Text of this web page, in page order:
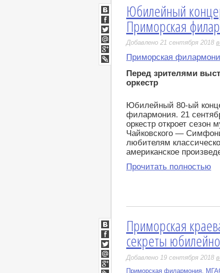
Юбилейный
Приморская
Добавлено 21 сентября 2018
Приморская
Перед зрителями
оркестр
Юбилейный 80-ый
филармония. 21
оркестр откроет
Чайковского —
любителям
американское
Прочитать полностью
ВКонтакте
Facebook
Twitter
Мой
Мир
Google+
LiveJournal
Приморская
секреты
Добавлено 19 сентября 2018
Приморская филармония
ВКонтакте
Facebook
Twitter
Мой
Мир
Google+